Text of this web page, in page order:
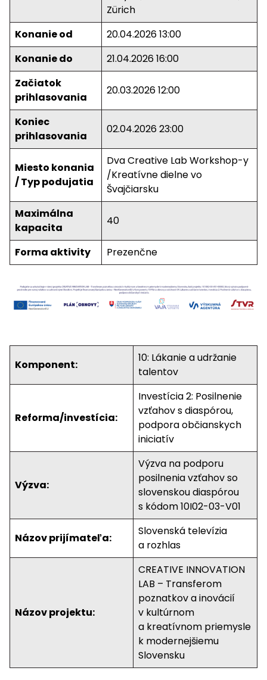
Zürich
Konanie od
20.04.2026 13:00
Konanie do
21.04.2026 16:00
Začiatok
prihlasovania
20.03.2026 12:00
Koniec
prihlasovania
02.04.2026 23:00
Miesto konania
/ Typ podujatia
Dva Creative Lab Workshop-y
/Kreatívne dielne vo
Švajčiarsku
Maximálna
kapacita
40
Forma aktivity Prezenčne
Komponent:
10: Lákanie a udržanie
talentov
Reforma/investícia:
Investícia 2: Posilnenie
vzťahov s diaspórou,
podpora občianskych
iniciatív
Výzva:
Výzva na podporu
posilnenia vzťahov so
slovenskou diaspórou
s kódom 10I02-03-V01
Názov prijímateľa:
Slovenská televízia
a rozhlas
Názov projektu:
CREATIVE INNOVATION
LAB – Transferom
poznatkov a inovácií
v kultúrnom
a kreatívnom priemysle
k modernejšiemu
Slovensku